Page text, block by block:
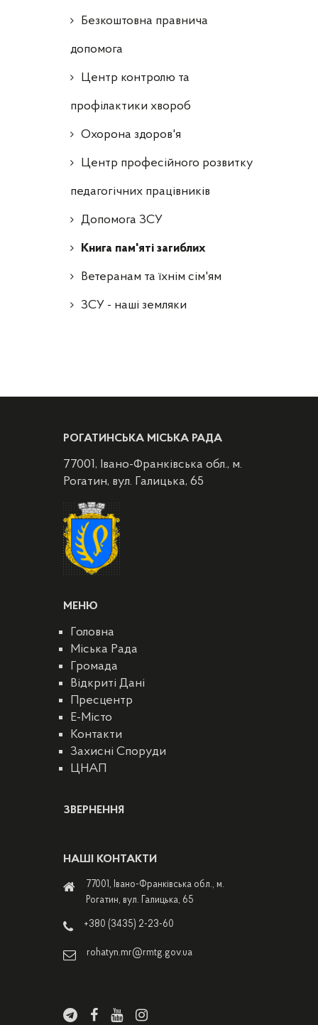
Безкоштовна правнича
допомога
Центр контролю та
профілактики хвороб
Охорона здоров'я
Центр професійного розвитку
педагогічних працівників
Допомога ЗСУ
Книга пам'яті загиблих
Ветеранам та їхнім сім'ям
ЗСУ - наші земляки
РОГАТИНСЬКА МІСЬКА РАДА
77001, Івано-Франківська обл., м.
Рогатин, вул. Галицька, 65
МЕНЮ
Головна
Міська Рада
Громада
Відкриті Дані
Пресцентр
E-Місто
Контакти
Захисні Споруди
ЦНАП
ЗВЕРНЕННЯ
НАШІ КОНТАКТИ
77001, Івано-Франківська обл., м.
Рогатин, вул. Галицька, 65
+380 (3435) 2-23-60
rohatyn.mr@rmtg.gov.ua